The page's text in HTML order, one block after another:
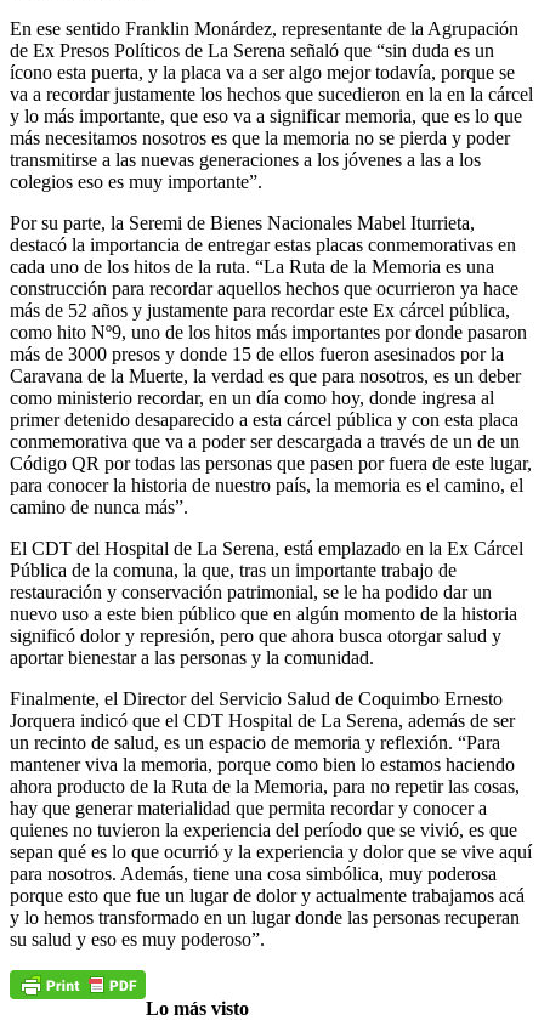
En ese sentido Franklin Monárdez, representante de la Agrupación
de Ex Presos Políticos de La Serena señaló que “sin duda es un
ícono esta puerta, y la placa va a ser algo mejor todavía, porque se
va a recordar justamente los hechos que sucedieron en la en la cárcel
y lo más importante, que eso va a significar memoria, que es lo que
más necesitamos nosotros es que la memoria no se pierda y poder
transmitirse a las nuevas generaciones a los jóvenes a las a los
colegios eso es muy importante”.
Por su parte, la Seremi de Bienes Nacionales Mabel Iturrieta,
destacó la importancia de entregar estas placas conmemorativas en
cada uno de los hitos de la ruta. “La Ruta de la Memoria es una
construcción para recordar aquellos hechos que ocurrieron ya hace
más de 52 años y justamente para recordar este Ex cárcel pública,
como hito Nº9, uno de los hitos más importantes por donde pasaron
más de 3000 presos y donde 15 de ellos fueron asesinados por la
Caravana de la Muerte, la verdad es que para nosotros, es un deber
como ministerio recordar, en un día como hoy, donde ingresa al
primer detenido desaparecido a esta cárcel pública y con esta placa
conmemorativa que va a poder ser descargada a través de un de un
Código QR por todas las personas que pasen por fuera de este lugar,
para conocer la historia de nuestro país, la memoria es el camino, el
camino de nunca más”.
El CDT del Hospital de La Serena, está emplazado en la Ex Cárcel
Pública de la comuna, la que, tras un importante trabajo de
restauración y conservación patrimonial, se le ha podido dar un
nuevo uso a este bien público que en algún momento de la historia
significó dolor y represión, pero que ahora busca otorgar salud y
aportar bienestar a las personas y la comunidad.
Finalmente, el Director del Servicio Salud de Coquimbo Ernesto
Jorquera indicó que el CDT Hospital de La Serena, además de ser
un recinto de salud, es un espacio de memoria y reflexión. “Para
mantener viva la memoria, porque como bien lo estamos haciendo
ahora producto de la Ruta de la Memoria, para no repetir las cosas,
hay que generar materialidad que permita recordar y conocer a
quienes no tuvieron la experiencia del período que se vivió, es que
sepan qué es lo que ocurrió y la experiencia y dolor que se vive aquí
para nosotros. Además, tiene una cosa simbólica, muy poderosa
porque esto que fue un lugar de dolor y actualmente trabajamos acá
y lo hemos transformado en un lugar donde las personas recuperan
su salud y eso es muy poderoso”.
Lo más visto